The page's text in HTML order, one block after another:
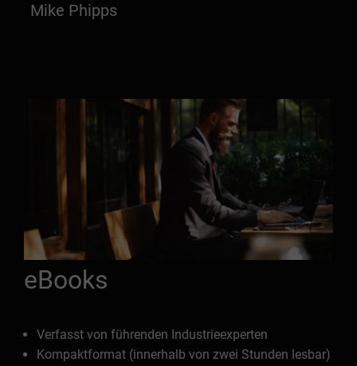
Mike Phipps
eBooks
Verfasst von führenden Industrieexperten
Kompaktformat (innerhalb von zwei Stunden lesbar)